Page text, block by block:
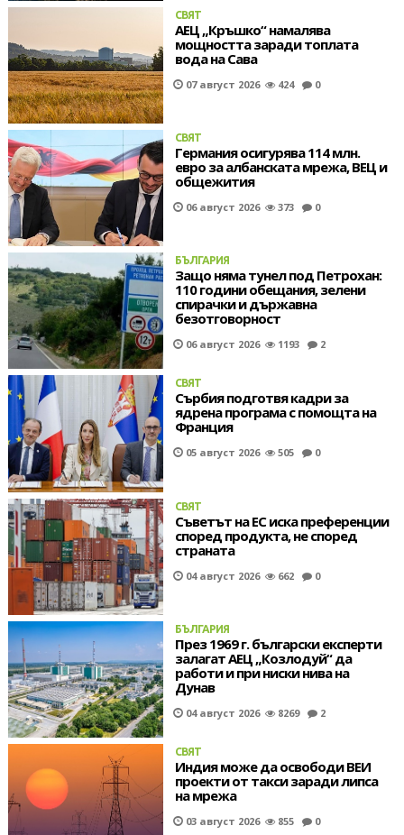
СВЯТ
АЕЦ „Кръшко“ намалява
мощността заради топлата
вода на Сава
07 август 2026 424 0
СВЯТ
Германия осигурява 114 млн.
евро за албанската мрежа, ВЕЦ и
общежития
06 август 2026 373 0
БЪЛГАРИЯ
Защо няма тунел под Петрохан:
110 години обещания, зелени
спирачки и държавна
безотговорност
06 август 2026 1193 2
СВЯТ
Сърбия подготвя кадри за
ядрена програма с помощта на
Франция
05 август 2026 505 0
СВЯТ
Съветът на ЕС иска преференции
според продукта, не според
страната
04 август 2026 662 0
БЪЛГАРИЯ
През 1969 г. български експерти
залагат АЕЦ „Козлодуй“ да
работи и при ниски нива на
Дунав
04 август 2026 8269 2
СВЯТ
Индия може да освободи ВЕИ
проекти от такси заради липса
на мрежа
03 август 2026 855 0